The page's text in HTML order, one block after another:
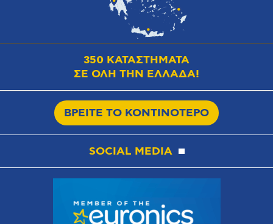
350 ΚΑΤΑΣΤΗΜΑΤΑ
ΣΕ ΟΛΗ ΤΗΝ ΕΛΛΑΔΑ!
ΒΡΕΙΤΕ ΤΟ ΚΟΝΤΙΝΟΤΕΡΟ
SOCIAL MEDIA